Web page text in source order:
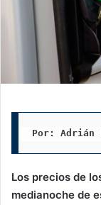
Por: Adrián
Los precios de
medianoche de